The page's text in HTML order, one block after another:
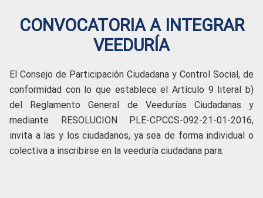
CONVOCATORIA A INTEGRAR
VEEDURÍA
El Consejo de Participación Ciudadana y Control Social, de
conformidad con lo que establece el Artículo 9 literal b)
del Reglamento General de Veedurías Ciudadanas y
mediante RESOLUCION PLE-CPCCS-092-21-01-2016,
invita a las y los ciudadanos, ya sea de forma individual o
colectiva a inscribirse en la veeduría ciudadana para: